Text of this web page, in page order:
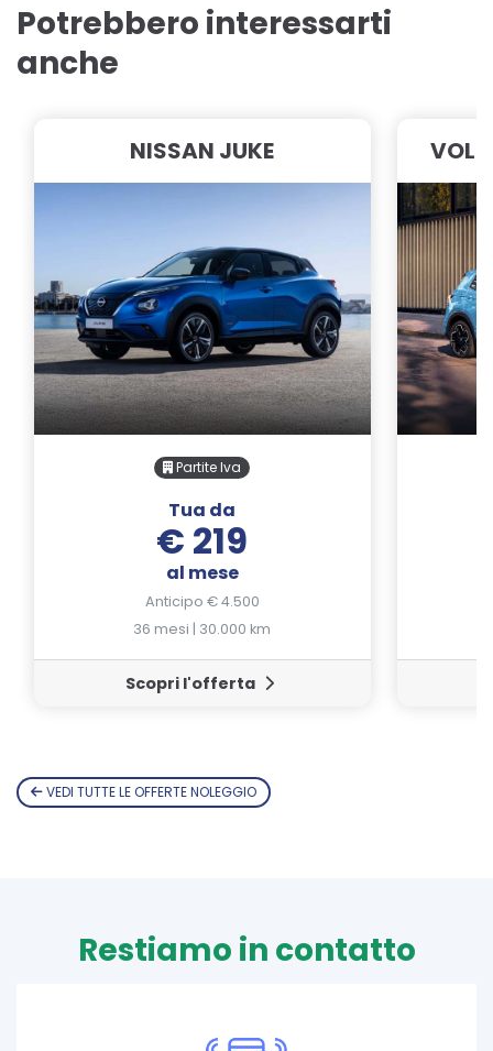
Potrebbero interessarti
anche
NISSAN JUKE
Partite Iva
Tua da
€ 219
al mese
Anticipo € 4.500
36 mesi | 30.000 km
Scopri l'offerta
VEDI TUTTE LE OFFERTE NOLEGGIO
Restiamo in contatto